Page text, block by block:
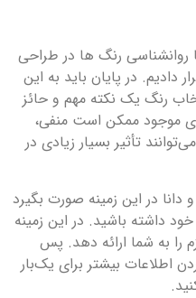
روانشناسی رنگ ‌ها در طراحی
دادیم. در پایان باید به این
رنگ یک نکته مهم و حائز
موجود ممکن است منفی،
تأثیر بسیار زیادی در
دانا در این زمینه صورت بگیرد
داشته باشید. در این زمینه
را به شما ارائه دهد. پس
اطلاعات بیشتر برای یک‌بار